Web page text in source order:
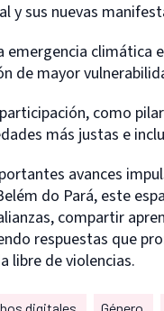
y sus nuevas
emergencia climática
de mayor
como
más justas e
avances
do Pará, este
compartir
respuestas que
libre de violencias.